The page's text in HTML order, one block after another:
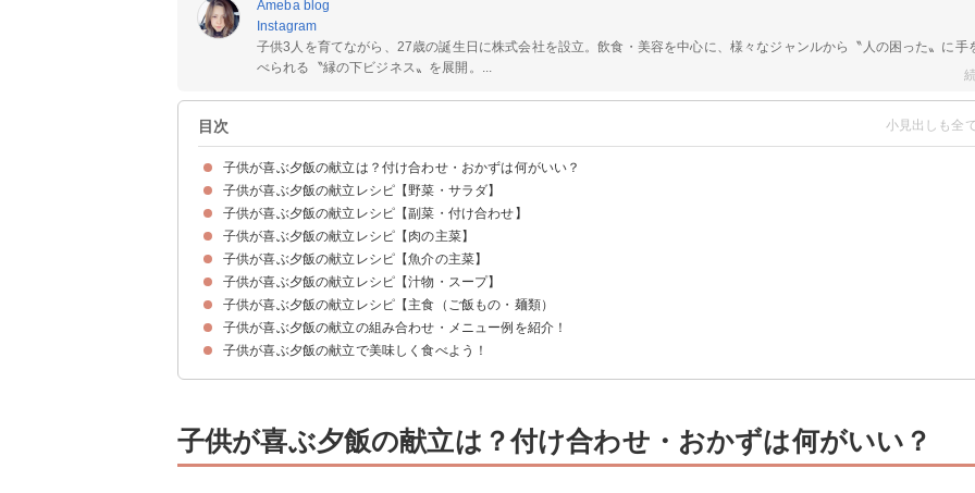
Ameba blog
Instagram
子供3人を育てながら、27歳の誕生日に株式会社を設立。飲食・美容を中心に、様々なジャンルから〝人の困った〟に手
べられる〝縁の下ビジネス〟を展開。...
目次
子供が喜ぶ夕飯の献立は？付け合わせ・おかずは何がいい？
子供が喜ぶ夕飯の献立レシピ【野菜・サラダ】
①レタスとささ身のサラダ
②かぼちゃサラダ
③アボカドとトマトのオレンジサラダ
④チョレギサラダ
⑤コーンとキュウリとミニトマトのサラダ
子供が喜ぶ夕飯の献立レシピ【副菜・付け合わせ】
①ジャガイモのバター醬油煮
②焼きナスの南蛮漬け
③オクラとえのきのポン酢和え
④ジャガイモのソテー
子供が喜ぶ夕飯の献立レシピ【肉の主菜】
①もやしと豚肉の重ね蒸し
②チーズの豚バラ巻き
③鶏モモ肉の照り焼き
④鶏モモ肉とブロッコリーのチーズソースがけ
⑤豚肉と長芋のニンニク醤油炒め
子供が喜ぶ夕飯の献立レシピ【魚介の主菜】
①カツオの大葉ソースかけ
②タラの柚庵焼き
③タイのムニエル
④カツオのフライ
⑤サバとしめじのソテー
⑥イワシとジャガイモのチーズ焼き
子供が喜ぶ夕飯の献立レシピ【汁物・スープ】
①かきたまスープ
②野菜と春雨のスープ
③わかめスープ
④トマトスープ
⑤ワンタンスープ
子供が喜ぶ夕飯の献立レシピ【主食（ご飯もの・麺類）
①炊き込みご飯
②鮭としめじの炊き込みご飯
③ササミの梅しそぶっかけうどん
④和風カレーうどん
⑤とろろ丼
子供が喜ぶ夕飯の献立の組み合わせ・メニュー例を紹介！
献立メニュー例①
献立メニュー例②
献立メニュー例③
子供が喜ぶ夕飯の献立で美味しく食べよう！
子供が喜ぶ夕飯の献立は？付け合わせ・おかずは何がいい？